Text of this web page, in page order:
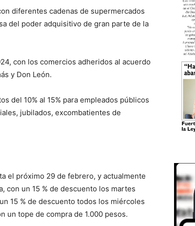
diferentes cadenas de supermercados
del poder adquisitivo de gran parte de la
con los comercios adheridos al acuerdo
y Don León.
del 10% al 15% para empleados públicos
jubilados, excombatientes de
el próximo 29 de febrero, y actualmente
con un 15 % de descuento los martes
15 % de descuento todos los miércoles
un tope de compra de 1.000 pesos.